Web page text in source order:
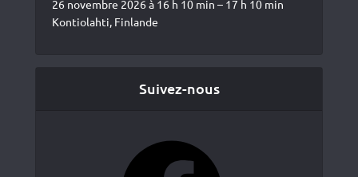
26 novembre 2026 à 16 h 10 min – 17 h 10 min
Kontiolahti, Finlande
Suivez-nous